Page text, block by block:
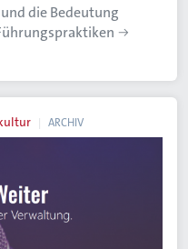
die Bedeutung
ARCHIV